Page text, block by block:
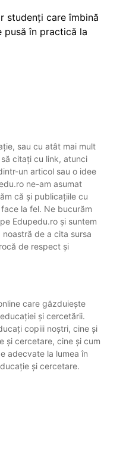
studenți care îmbină
pusă în practică la
sau cu atât mai mult
citați cu link, atunci
un articol sau o idee
ne-am asumat
că și publicațiile cu
la fel. Ne bucurăm
Edupedu.ro și suntem
de a cita sursa
de respect și
care găzduiește
și cercetării.
copiii noștri, cine și
și cercetare, cine și cum
adecvate la lumea în
și cercetare.